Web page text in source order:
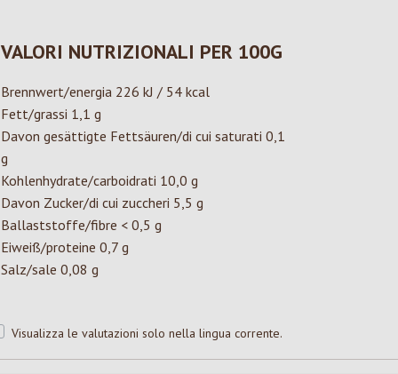
VALORI NUTRIZIONALI PER 100G
Brennwert/energia 226 kJ / 54 kcal
Fett/grassi 1,1 g
Davon gesättigte Fettsäuren/di cui saturati 0,1
g
Kohlenhydrate/carboidrati 10,0 g
Davon Zucker/di cui zuccheri 5,5 g
Ballaststoffe/fibre < 0,5 g
Eiweiß/proteine 0,7 g
Salz/sale 0,08 g
Visualizza le valutazioni solo nella lingua corrente.